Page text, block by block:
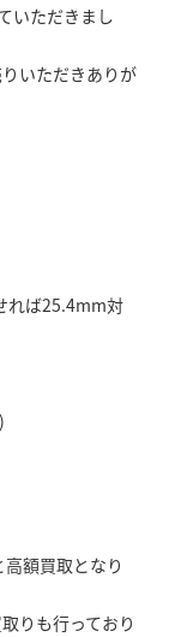
いただきまし
いただきありが
れば25.4mm対
額買取となり
りも行っており